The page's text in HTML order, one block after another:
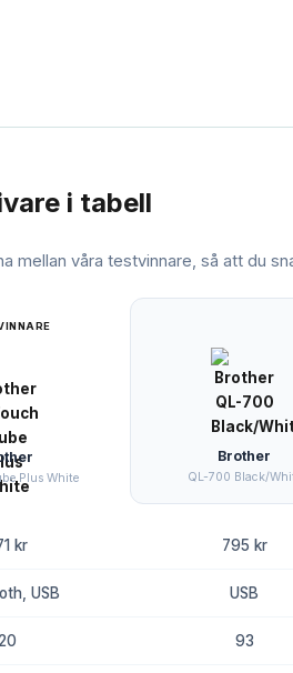
i tabell
mellan våra testvinnare, så att du
Plus White
Brother
QL-700 Black/
kr 795 kr
USB USB
20 93